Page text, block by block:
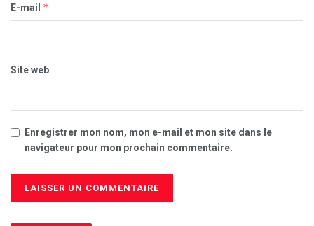
E-mail *
Site web
Enregistrer mon nom, mon e-mail et mon site dans le
navigateur pour mon prochain commentaire.